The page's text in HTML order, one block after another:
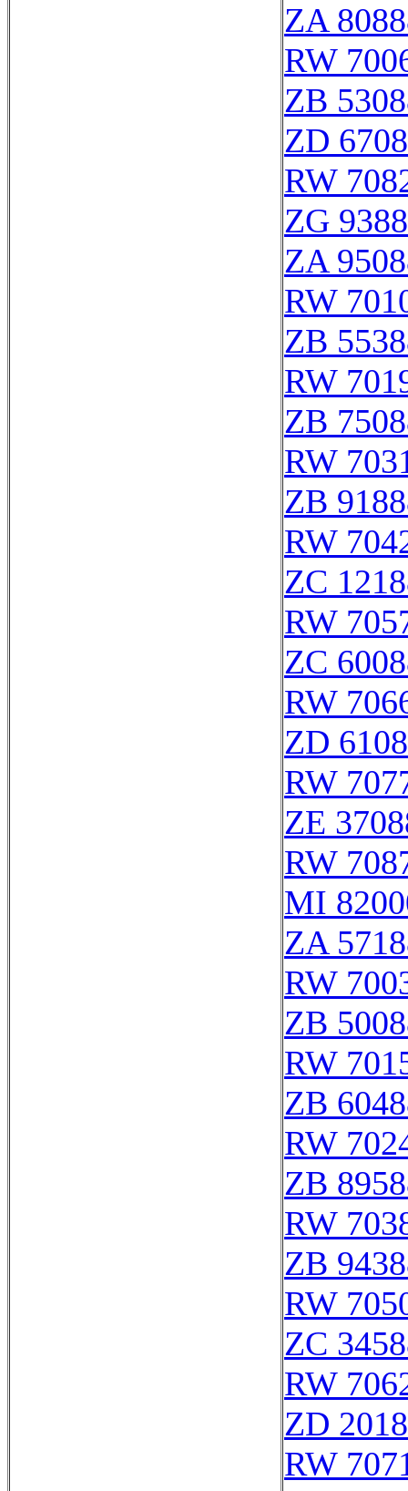
ZA
RW
ZB
ZD
RW
ZG 9388
ZA
RW
ZB
RW
ZB
RW
ZB
RW
ZC
RW
ZC
RW
ZD
RW
ZE
RW
MI
ZA
RW
ZB
RW
ZB
RW
ZB
RW
ZB
RW
ZC
RW
ZD
RW